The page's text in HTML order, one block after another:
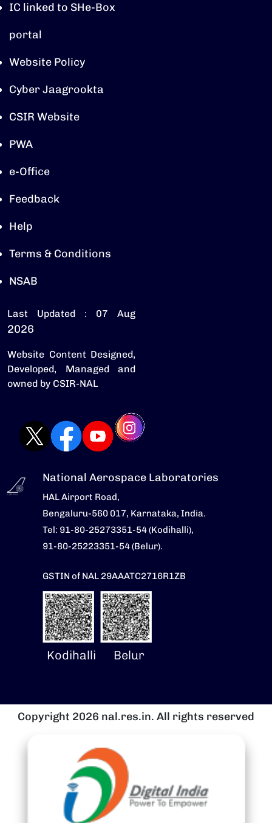
IC linked to SHe-Box
portal
Website Policy
Cyber Jaagrookta
CSIR Website
PWA
e-Office
Feedback
Help
Terms & Conditions
NSAB
Last Updated : 07 Aug
2026
Website Content Designed,
Developed, Managed and
owned by CSIR-NAL
National Aerospace Laboratories
HAL Airport Road,
Bengaluru-560 017, Karnataka, India.
Tel: 91-80-25273351-54 (Kodihalli),
91-80-25223351-54 (Belur).
GSTIN of NAL 29AAATC2716R1ZB
Kodihalli Belur
Copyright 2026 nal.res.in. All rights reserved